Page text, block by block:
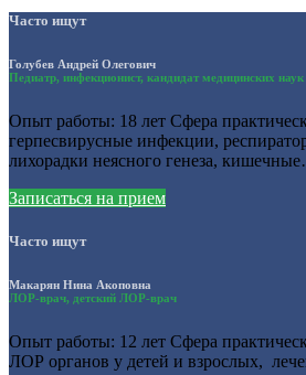
Часто ищут
Голубев Андрей Олегович
Педиатр, инфекционист, кандидат медицинских наук
Опыт работы: 18 лет Сфера
герпесвирусные инфекции,
лихорадки неясного генеза,
Записаться на прием
Часто ищут
Макарян Нина Акоповна
ЛОР-врач, детский ЛОР-врач
Опыт работы: 12 лет Сфера
ЛОР органов у детей и взрослых,